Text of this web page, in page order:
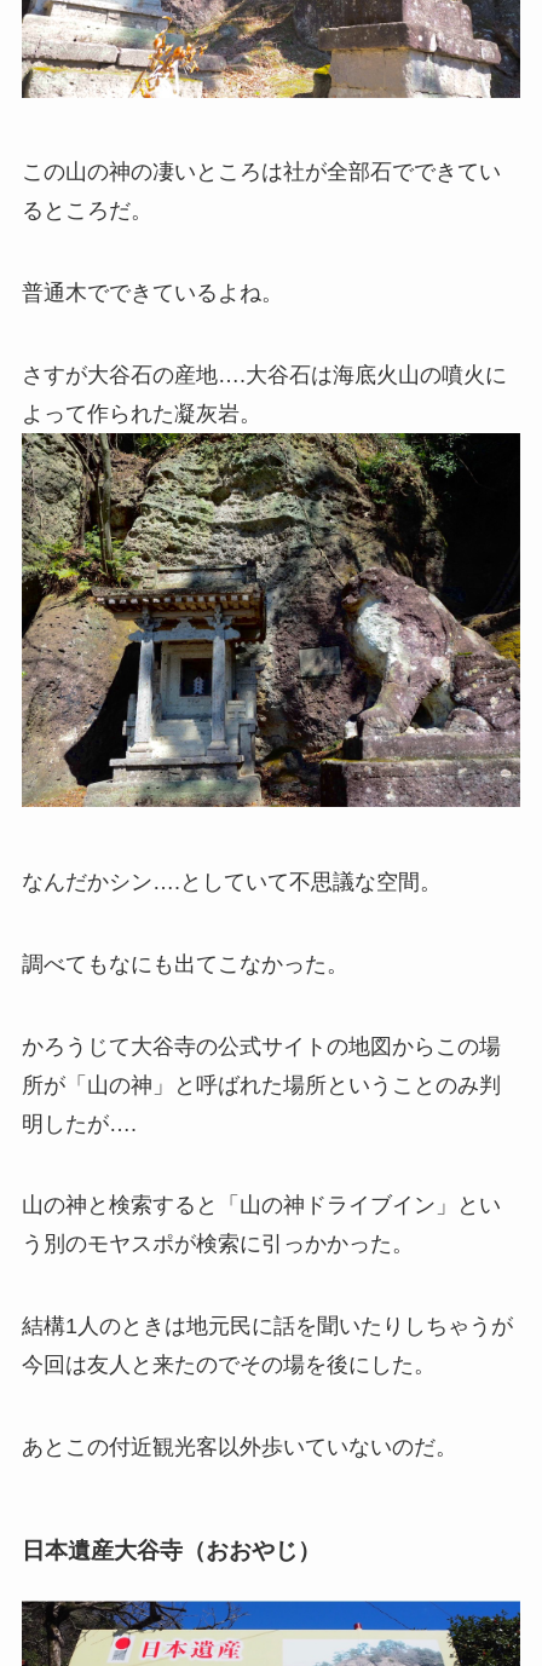
この山の神の凄いところは社が全部石でできてい
るところだ。
普通木でできているよね。
さすが大谷石の産地….大谷石は海底火山の噴火に
よって作られた凝灰岩。
なんだかシン….としていて不思議な空間。
調べてもなにも出てこなかった。
かろうじて大谷寺の公式サイトの地図からこの場
所が「山の神」と呼ばれた場所ということのみ判
明したが….
山の神と検索すると「山の神ドライブイン」とい
う別のモヤスポが検索に引っかかった。
結構1人のときは地元民に話を聞いたりしちゃうが
今回は友人と来たのでその場を後にした。
あとこの付近観光客以外歩いていないのだ。
日本遺産大谷寺（おおやじ）